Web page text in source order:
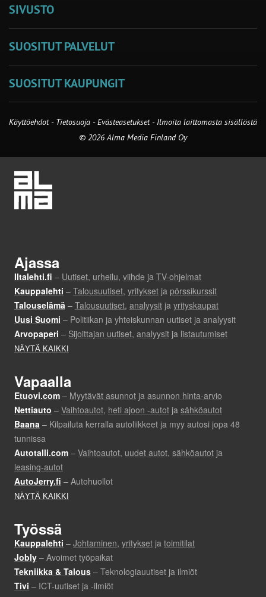
SIVUSTO
SUOSITUT PALVELUT
SUOSITUT KAUPUNGIT
Käyttöehdot - Tietosuoja -Evästeasetukset- Ilmoita laittomasta sisällöstä
© 2026 Alma Media Finland Oy